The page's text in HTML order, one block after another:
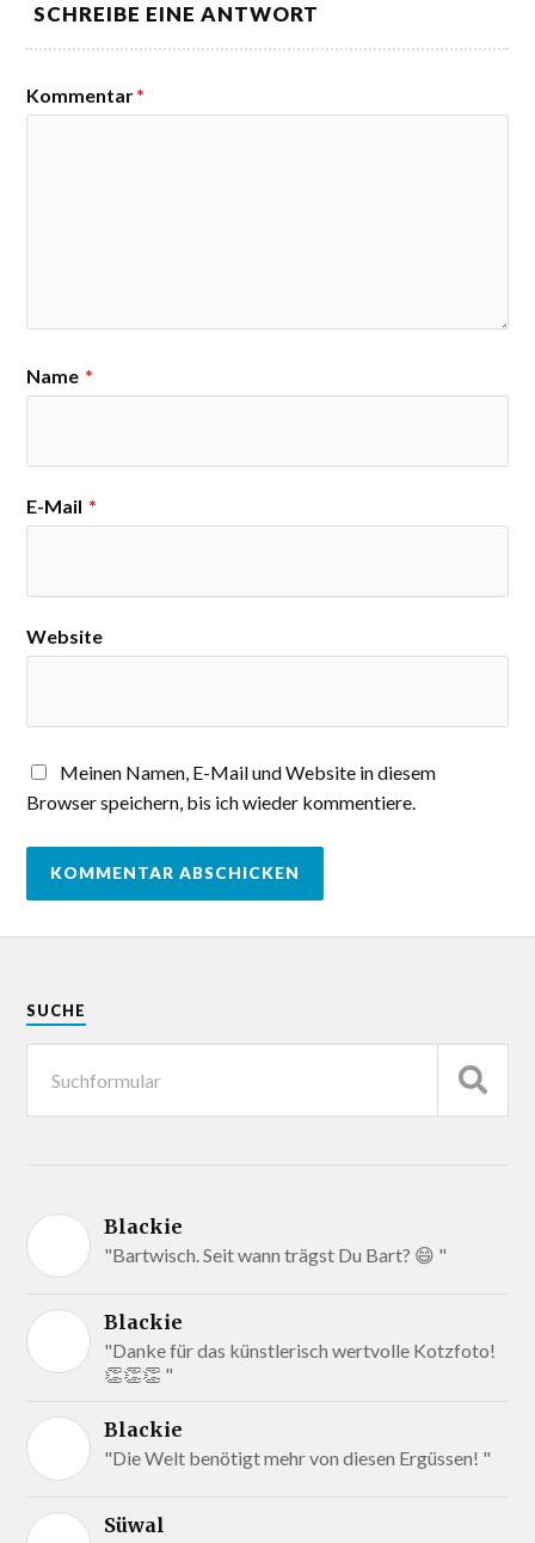
SCHREIBE EINE ANTWORT
Kommentar*
Name *
E-Mail *
Website
Meinen Namen, E-Mail und Website in diesem
Browser speichern, bis ich wieder kommentiere.
SUCHE
Blackie
"Bartwisch. Seit wann trägst Du Bart? 😄 "
Blackie
"Danke für das künstlerisch wertvolle Kotzfoto!
👏👏👏 "
Blackie
"Die Welt benötigt mehr von diesen Ergüssen! "
Süwal